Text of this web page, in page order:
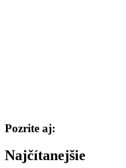
Pozrite aj:
Najčítanejšie